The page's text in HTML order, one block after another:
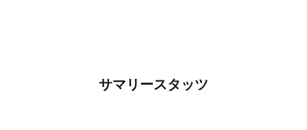
サマリースタッツ